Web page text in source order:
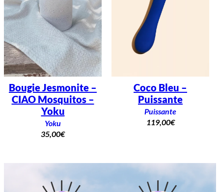
Bougie Jesmonite –
CIAO Mosquitos –
Yoku
Yoku
35,00€
Coco Bleu –
Puissante
Puissante
119,00€